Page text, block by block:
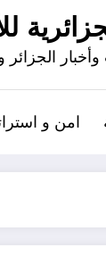
الجزائر
امن و